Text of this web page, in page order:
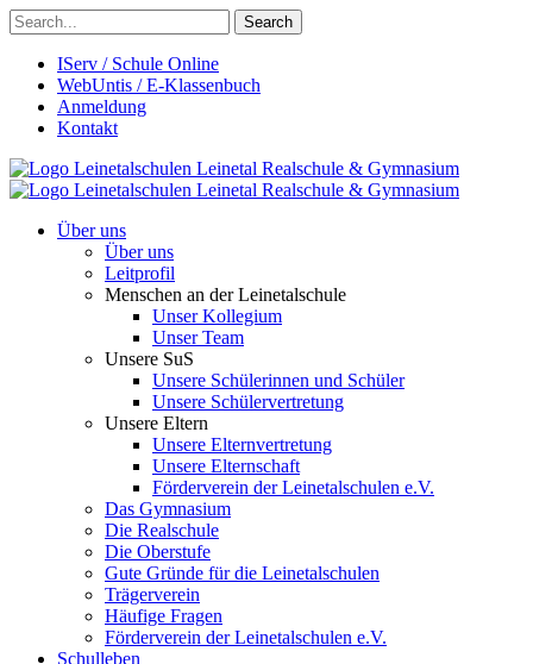
Search
IServ / Schule Online
WebUntis / E-Klassenbuch
Anmeldung
Kontakt
Leinetalschulen Leinetal Realschule & Gymnasium
Leinetalschulen Leinetal Realschule & Gymnasium
Über uns
Über uns
Leitprofil
Menschen an der Leinetalschule
Unser Kollegium
Unser Team
Unsere SuS
Unsere Schülerinnen und Schüler
Unsere Schülervertretung
Unsere Eltern
Unsere Elternvertretung
Unsere Elternschaft
Förderverein der Leinetalschulen e.V.
Das Gymnasium
Die Realschule
Die Oberstufe
Gute Gründe für die Leinetalschulen
Trägerverein
Häufige Fragen
Förderverein der Leinetalschulen e.V.
Schulleben